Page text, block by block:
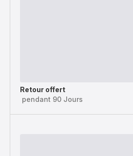
Retour offert
pendant 90 Jours